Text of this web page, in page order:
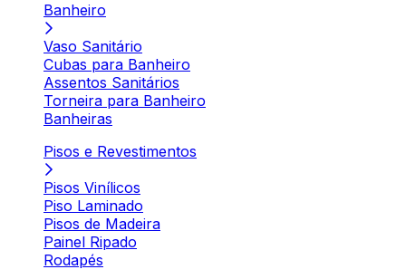
Banheiro
Vaso Sanitário
Cubas para Banheiro
Assentos Sanitários
Torneira para Banheiro
Banheiras
Pisos e Revestimentos
Pisos Vinílicos
Piso Laminado
Pisos de Madeira
Painel Ripado
Rodapés